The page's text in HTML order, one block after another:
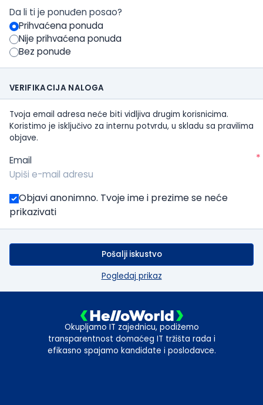
Da li ti je ponuđen posao?
Prihvaćena ponuda
Nije prihvaćena ponuda
Bez ponude
VERIFIKACIJA NALOGA
Tvoja email adresa neće biti vidljiva drugim korisnicima.
Koristimo je isključivo za internu potvrdu, u skladu sa pravilima
objave.
Email *
Objavi anonimno. Tvoje ime i prezime se neće
prikazivati
Pošalji iskustvo
Pogledaj prikaz
Okupljamo IT zajednicu, podižemo
transparentnost domaćeg IT tržišta rada i
efikasno spajamo kandidate i poslodavce.